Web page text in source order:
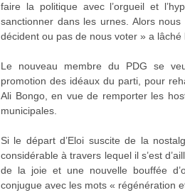
faire la politique avec l’orgueil et
sanctionner dans les urnes. Alors
décident ou pas de nous voter » a lâché
Le nouveau membre du PDG se
promotion des idéaux du parti, pour
Ali Bongo, en vue de remporter les
municipales.
Si le départ d’Eloi suscite de la
considérable à travers lequel il s’est
de la joie et une nouvelle bouffée
conjugue avec les mots « régénération